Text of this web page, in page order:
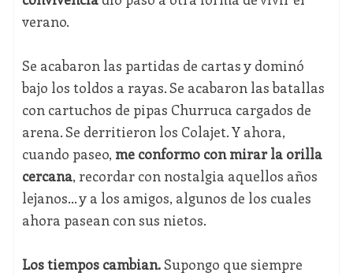
verano.
Se acabaron las partidas de cartas y dominó
bajo los toldos a rayas. Se acabaron las batallas
con cartuchos de pipas Churruca cargados de
arena. Se derritieron los Colajet. Y ahora,
cuando paseo, me conformo con mirar la orilla
cercana, recordar con nostalgia aquellos años
lejanos… y a los amigos, algunos de los cuales
ahora pasean con sus nietos.
Los tiempos cambian.Supongo que siempre